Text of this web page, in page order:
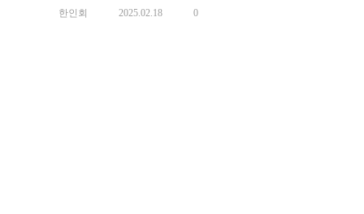
한인회 2025.02.18 0